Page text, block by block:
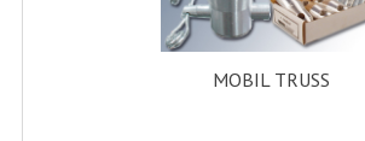
Portes Voix Mégaphones
MOBIL TRUSS